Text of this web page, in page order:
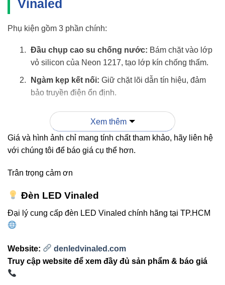
Vinaled
Phụ kiện gồm 3 phần chính:
Đầu chụp cao su chống nước: Bám chặt vào lớp
vỏ silicon của Neon 1217, tạo lớp kín chống thấm.
Ngàm kẹp kết nối: Giữ chặt lõi dẫn tín hiệu, đảm
bảo truyền điện ổn định.
Phần vỏ nhựa:Tạo độ cứng và cố định đầu nối khi
thi công.
Kết cấu này giúp phụ kiện hoạt động bền bỉ trong môi
trường khắc nghiệt như mưa, bụi, hơi ẩm hoặc khu vực
biển.
3. Ưu điểm nổi bật của EC-1217
Vinaled
thường chỉ đạt IP44.
Xem thêm
Giá và hình ảnh chỉ mang tính chất tham khảo, hãy liên hệ
với chúng tôi để báo giá cụ thể hơn.
Trân trọng cảm ơn
Đèn LED Vinaled
Đại lý cung cấp đèn LED Vinaled chính hãng tại TP.HCM
Website:
denledvinaled.com
Truy cập website để xem đầy đủ sản phẩm & báo giá